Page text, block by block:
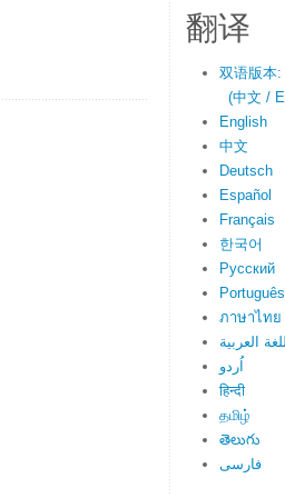
翻译
双语版本:
(中文 /
English
中文
Deutsch
Español
Français
한국어
Русский
Português
ภาษาไทย
العربية
اُردو
हिन्दी
தமிழ்
తెలుగు
فارسی